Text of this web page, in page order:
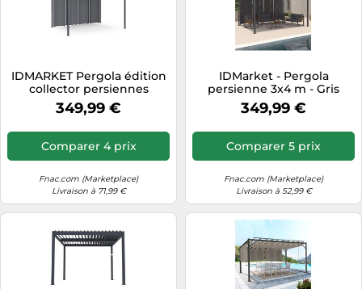
IDMARKET Pergola édition
collector persiennes
verticales toit rétractable
3x4 M 4 pans modulables
349,99 €
Comparer 4 prix
Fnac.com (Marketplace)
Livraison à 71,99 €
IDMarket - Pergola
persienne 3x4 m - Gris
anthracite, toit rétractable,
4 pans modulables
349,99 €
Comparer 5 prix
Fnac.com (Marketplace)
Livraison à 52,99 €